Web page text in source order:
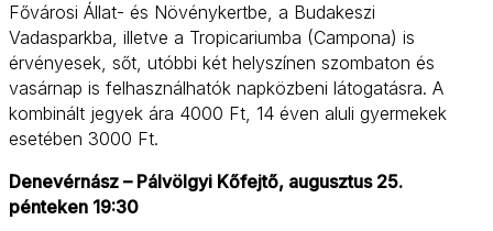
Fővárosi Állat- és Növénykertbe, a Budakeszi
Vadasparkba, illetve a Tropicariumba (Campona) is
érvényesek, sőt, utóbbi két helyszínen szombaton és
vasárnap is felhasználhatók napközbeni látogatásra. A
kombinált jegyek ára 4000 Ft, 14 éven aluli gyermekek
esetében 3000 Ft.
Denevérnász – Pálvölgyi Kőfejtő, augusztus 25.
pénteken 19:30